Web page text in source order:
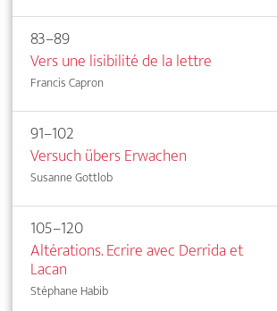
83–89
Vers une lisibilité de la lettre
Francis Capron
91–102
Versuch übers Erwachen
Susanne Gottlob
105–120
Altérations. Ecrire avec Derrida et
Lacan
Stéphane Habib